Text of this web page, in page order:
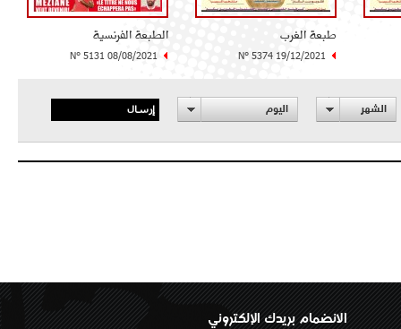
طبعة الغرب
N° 5374 19/12/2021
الطبعة الفرنسية
N° 5131 08/08/2021
الشهر اليوم إرسال
الانضمام بريدك الإلكتروني